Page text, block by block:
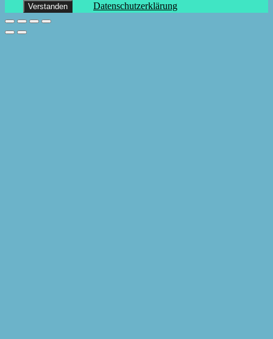
Verstanden Datenschutzerklärung